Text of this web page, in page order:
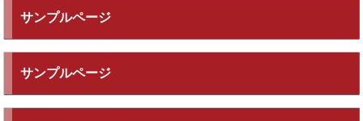
サンプルページ
サンプルページ